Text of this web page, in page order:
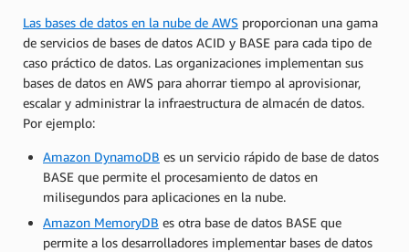
Las bases de datos en la nube de AWS proporcionan una gama
de servicios de bases de datos ACID y BASE para cada tipo de
caso práctico de datos. Las organizaciones implementan sus
bases de datos en AWS para ahorrar tiempo al aprovisionar,
escalar y administrar la infraestructura de almacén de datos.
Por ejemplo:
Amazon DynamoDB es un servicio rápido de base de datos
BASE que permite el procesamiento de datos en
milisegundos para aplicaciones en la nube.
Amazon MemoryDB es otra base de datos BASE que
permite a los desarrolladores implementar bases de datos